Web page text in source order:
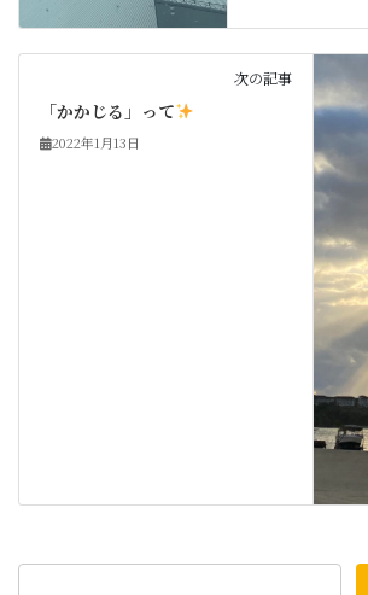
次の記事
「かかじる」って
2022年1月13日